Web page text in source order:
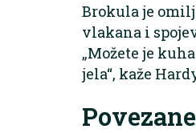
Brokula je
vlakana i
„Možete je
jela“, kaže